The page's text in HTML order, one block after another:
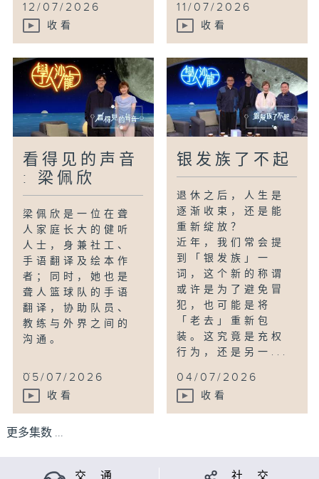
12/07/2026
收看
11/07/2026
收看
看得见的声音
: 梁佩欣
梁佩欣是一位在聋
人家庭长大的健听
人士，身兼社工、
手语翻译及绘本作
者；同时，她也是
聋人篮球队的手语
翻译，协助队员、
教练与外界之间的
沟通。
...
05/07/2026
收看
银发族了不起
退休之后，人生是
逐渐收束，还是能
重新绽放？
近年，我们常会提
到「银发族」一
词，这个新的称谓
或许是为了避免冒
犯，也可能是将
「老去」重新包
装。这究竟是充权
行为，还是另一...
04/07/2026
收看
更多集数 ...